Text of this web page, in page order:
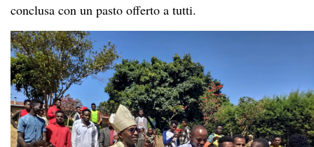
conclusa con un pasto offerto a tutti.